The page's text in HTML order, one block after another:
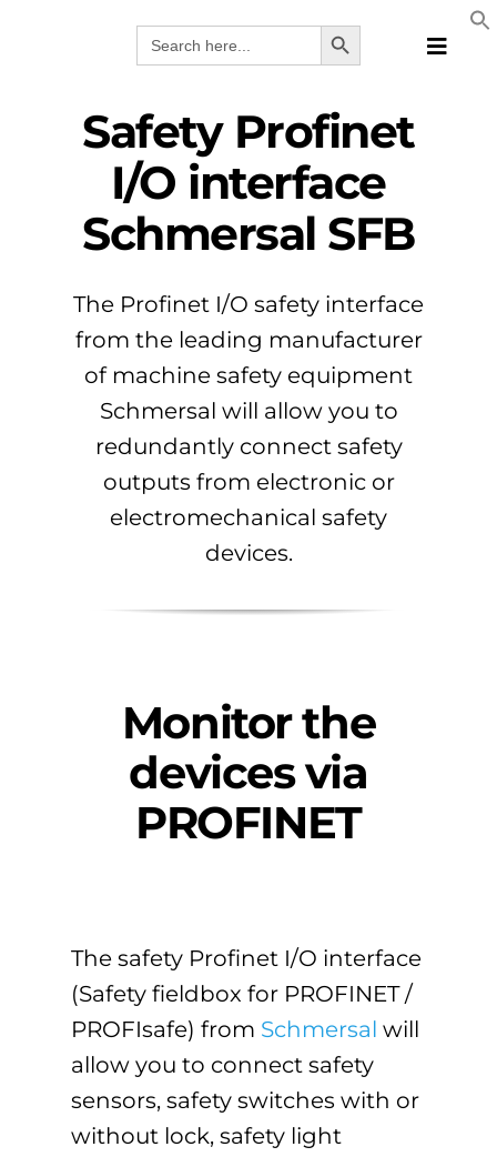
Search
for:
Search Button
Toggle
Safety Profinet
I/O interface
Schmersal SFB
The Profinet I/O safety interface
from the leading manufacturer
of machine safety equipment
Schmersal will allow you to
redundantly connect safety
outputs from electronic or
electromechanical safety
devices.
Monitor the
devices via
PROFINET
The safety Profinet I/O interface
(Safety fieldbox for PROFINET /
PROFIsafe) from Schmersal will
allow you to connect safety
sensors, safety switches with or
without lock, safety light